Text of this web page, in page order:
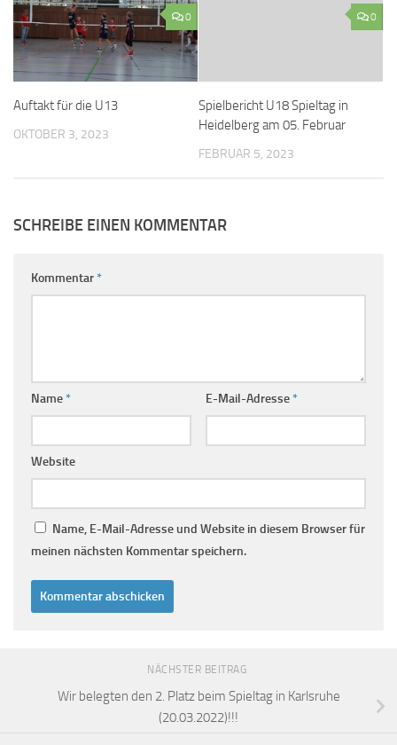
0
Auftakt für die U13
OKTOBER 3, 2023
0
Spielbericht U18 Spieltag in
Heidelberg am 05. Februar
FEBRUAR 5, 2023
SCHREIBE EINEN KOMMENTAR
Kommentar*
Name* E-Mail-Adresse*
Website
Name, E-Mail-Adresse und Website in diesem Browser für
meinen nächsten Kommentar speichern.
NÄCHSTER BEITRAG
Wir belegten den 2. Platz beim Spieltag in Karlsruhe
(20.03.2022)!!!